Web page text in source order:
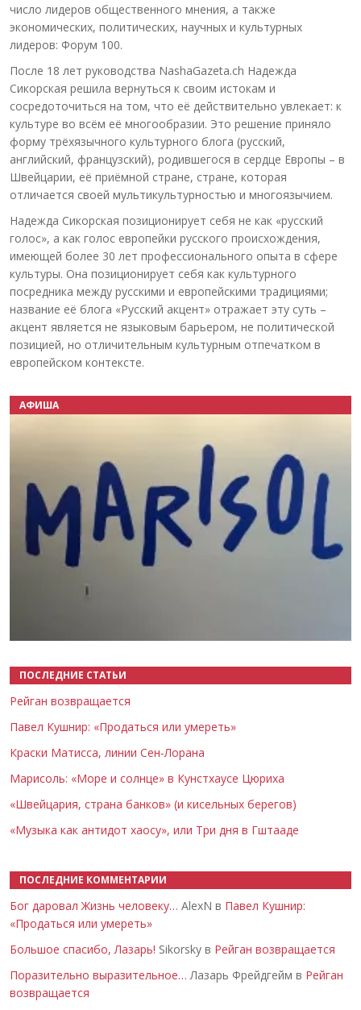
число лидеров общественного мнения, а также
экономических, политических, научных и культурных
лидеров: Форум 100.
После 18 лет руководства NashaGazeta.ch Надежда
Сикорская решила вернуться к своим истокам и
сосредоточиться на том, что её действительно увлекает: к
культуре во всём её многообразии. Это решение приняло
форму трёхязычного культурного блога (русский,
английский, французский), родившегося в сердце Европы – в
Швейцарии, её приёмной стране, стране, которая
отличается своей мультикультурностью и многоязычием.
Надежда Сикорская позиционирует себя не как «русский
голос», а как голос европейки русского происхождения,
имеющей более 30 лет профессионального опыта в сфере
культуры. Она позиционирует себя как культурного
посредника между русскими и европейскими традициями;
название её блога «Русский акцент» отражает эту суть –
акцент является не языковым барьером, не политической
позицией, но отличительным культурным отпечатком в
европейском контексте.
АФИША
ПОСЛЕДНИЕ СТАТЬИ
Рейган возвращается
Павел Кушнир: «Продаться или умереть»
Краски Матисса, линии Сен-Лорана
Марисоль: «Море и солнце» в Кунстхаусе Цюриха
«Швейцария, страна банков» (и кисельных берегов)
«Музыка как антидот хаосу», или Три дня в Гштааде
ПОСЛЕДНИЕ КОММЕНТАРИИ
Бог даровал Жизнь человеку… AlexN в Павел Кушнир:
«Продаться или умереть»
Большое спасибо, Лазарь! Sikorsky в Рейган возвращается
Поразительно выразительное… Лазарь Фрейдгейм в Рейган
возвращается